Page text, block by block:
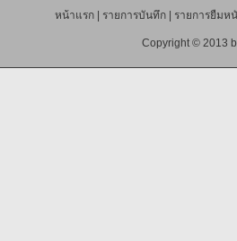
หน้าแรก| รายการบันทึก| รายการยืมห
Copyright © 2013